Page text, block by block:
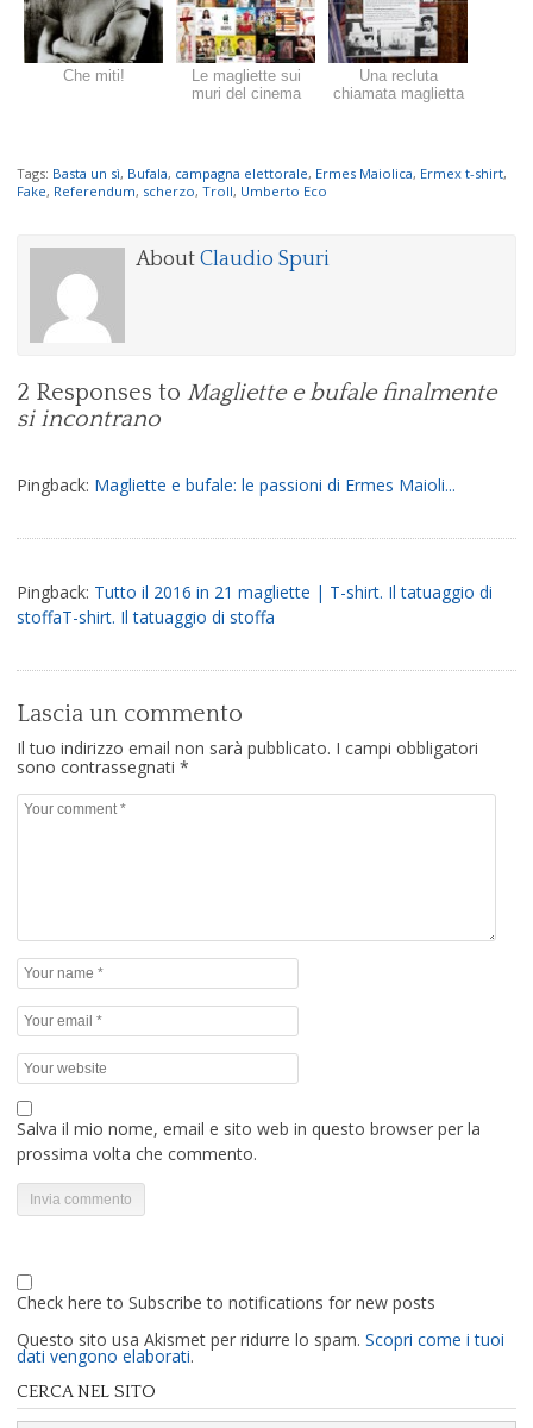
Che miti!
Le magliette sui
muri del cinema
Una recluta
chiamata maglietta
Tags: Basta un sì, Bufala, campagna elettorale, Ermes Maiolica, Ermex t-shirt,
Fake, Referendum, scherzo, Troll, Umberto Eco
About Claudio Spuri
2 Responses to Magliette e bufale finalmente
si incontrano
Pingback: Magliette e bufale: le passioni di Ermes Maioli...
Pingback: Tutto il 2016 in 21 magliette | T-shirt. Il tatuaggio di
stoffaT-shirt. Il tatuaggio di stoffa
Lascia un commento
Il tuo indirizzo email non sarà pubblicato. I campi obbligatori
sono contrassegnati *
Salva il mio nome, email e sito web in questo browser per la
prossima volta che commento.
Check here to Subscribe to notifications for new posts
Questo sito usa Akismet per ridurre lo spam. Scopri come i tuoi
dati vengono elaborati.
CERCA NEL SITO